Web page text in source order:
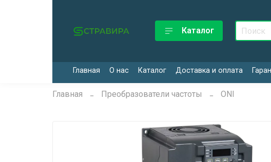
Каталог
Главная О нас Каталог Доставка и оплата
Главная Преобразователи частоты ONI